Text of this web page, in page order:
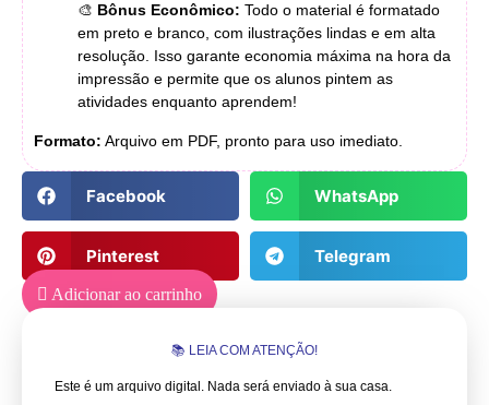
🎨 Bônus Econômico: Todo o material é formatado
em preto e branco, com ilustrações lindas e em alta
resolução. Isso garante economia máxima na hora da
impressão e permite que os alunos pintem as
atividades enquanto aprendem!
Formato: Arquivo em PDF, pronto para uso imediato.
Facebook WhatsApp
Pinterest Telegram
Adicionar ao carrinho
📚 LEIA COM ATENÇÃO!
Este é um arquivo digital. Nada será enviado à sua casa.